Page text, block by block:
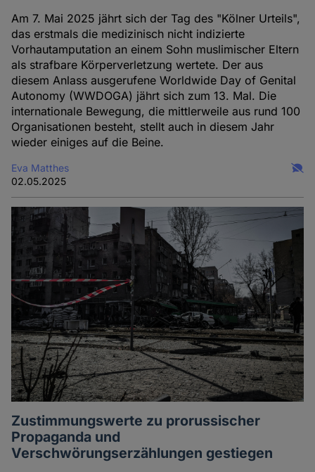
Am 7. Mai 2025 jährt sich der Tag des "Kölner Urteils",
das erstmals die medizinisch nicht indizierte
Vorhautamputation an einem Sohn muslimischer Eltern
als strafbare Körperverletzung wertete. Der aus
diesem Anlass ausgerufene Worldwide Day of Genital
Autonomy (WWDOGA) jährt sich zum 13. Mal. Die
internationale Bewegung, die mittlerweile aus rund 100
Organisationen besteht, stellt auch in diesem Jahr
wieder einiges auf die Beine.
Eva Matthes
02.05.2025
Zustimmungswerte zu prorussischer
Propaganda und
Verschwörungserzählungen gestiegen